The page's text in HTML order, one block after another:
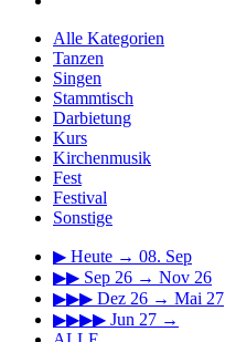
Alle Kategorien
Tanzen
Singen
Stammtisch
Darbietung
Kurs
Kirchenmusik
Fest
Festival
Sonstige
▶ Heute → 08. Sep
▶▶ Sep 26 → Nov 26
▶▶▶ Dez 26 → Mai 27
▶▶▶▶ Jun 27 →